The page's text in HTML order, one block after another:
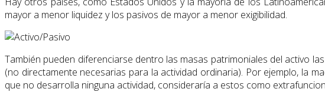
mayor a menor liquidez y los pasivos de mayor a menor exigibilidad.
También pueden diferenciarse dentro las masas patrimoniales del activo
(no directamente necesarias para la actividad ordinaria). Por ejemplo, la
que no desarrolla ninguna actividad, consideraría a estos como